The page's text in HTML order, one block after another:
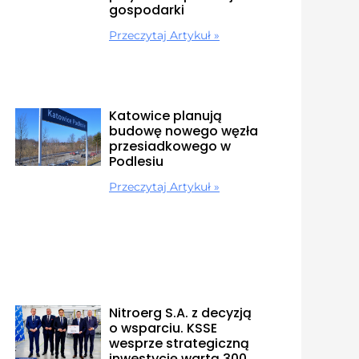
gospodarki
Przeczytaj Artykuł »
Katowice planują
budowę nowego węzła
przesiadkowego w
Podlesiu
Przeczytaj Artykuł »
Nitroerg S.A. z decyzją
o wsparciu. KSSE
wesprze strategiczną